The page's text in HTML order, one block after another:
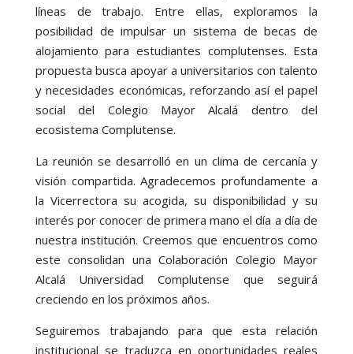
líneas de trabajo. Entre ellas, exploramos la
posibilidad de impulsar un sistema de becas de
alojamiento para estudiantes complutenses. Esta
propuesta busca apoyar a universitarios con talento
y necesidades económicas, reforzando así el papel
social del Colegio Mayor Alcalá dentro del
ecosistema Complutense.
La reunión se desarrolló en un clima de cercanía y
visión compartida. Agradecemos profundamente a
la Vicerrectora su acogida, su disponibilidad y su
interés por conocer de primera mano el día a día de
nuestra institución. Creemos que encuentros como
este consolidan una Colaboración Colegio Mayor
Alcalá Universidad Complutense que seguirá
creciendo en los próximos años.
Seguiremos trabajando para que esta relación
institucional se traduzca en oportunidades reales